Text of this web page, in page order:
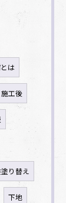
は
施工後
り替え
下地